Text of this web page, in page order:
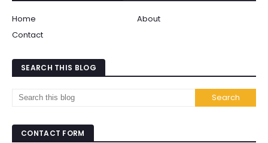
Home
About
Contact
SEARCH THIS BLOG
CONTACT FORM